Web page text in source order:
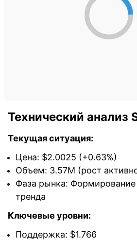
Технический анализ
Текущая ситуация:
Цена: $2.0025 (+0.63%)
Объем: 3.57M (рост
Фаза рынка:
тренда
Ключевые уровни:
Поддержка: $1.766